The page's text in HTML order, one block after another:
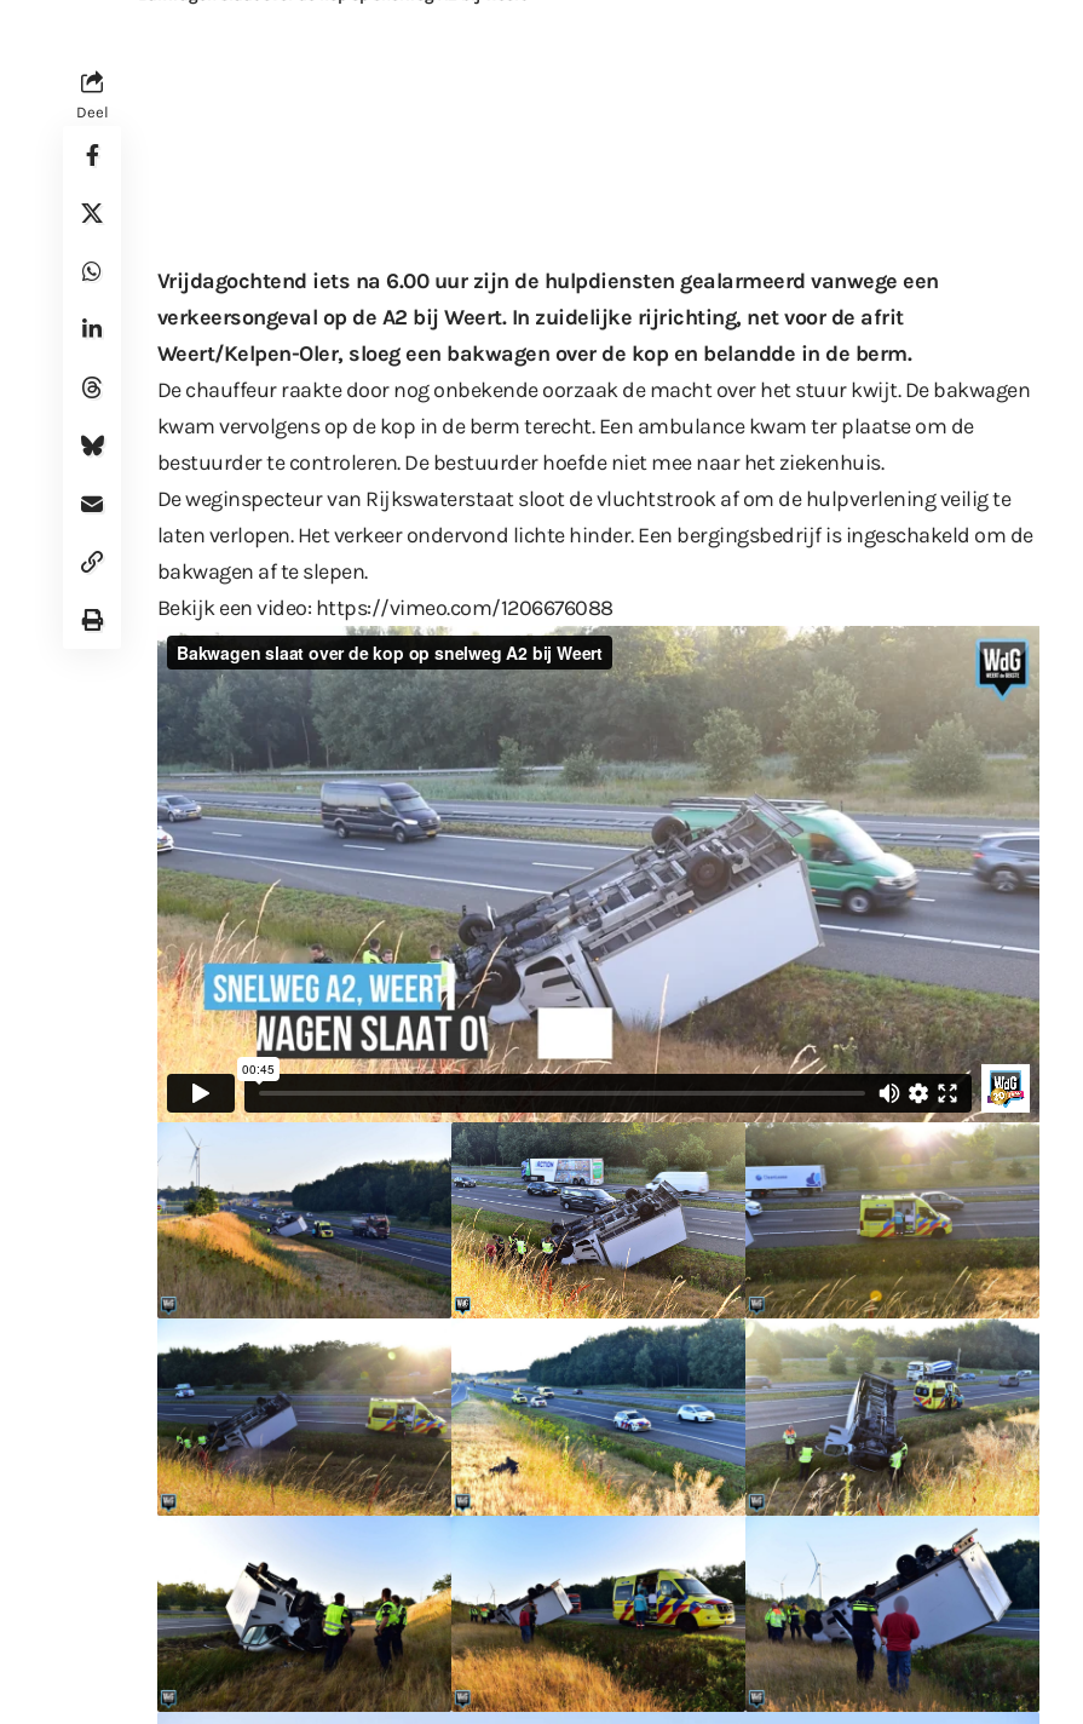
Deel
Vrijdagochtend iets na 6.00 uur zijn de hulpdiensten gealarmeerd vanwege een
verkeersongeval op de A2 bij Weert. In zuidelijke rijrichting, net voor de afrit
Weert/Kelpen-Oler, sloeg een bakwagen over de kop en belandde in de berm.
De chauffeur raakte door nog onbekende oorzaak de macht over het stuur kwijt. De bakwagen
kwam vervolgens op de kop in de berm terecht. Een ambulance kwam ter plaatse om de
bestuurder te controleren. De bestuurder hoefde niet mee naar het ziekenhuis.
De weginspecteur van Rijkswaterstaat sloot de vluchtstrook af om de hulpverlening veilig te
laten verlopen. Het verkeer ondervond lichte hinder. Een bergingsbedrijf is ingeschakeld om de
bakwagen af te slepen.
Bekijk een video: https://vimeo.com/1206676088